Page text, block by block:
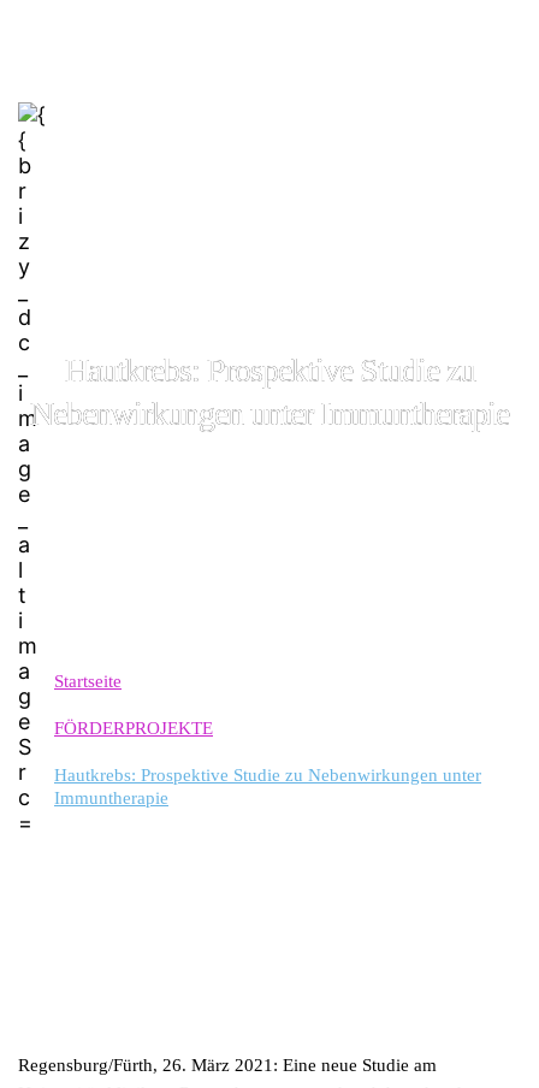
Hautkrebs: Prospektive Studie zu
Nebenwirkungen unter Immuntherapie
Startseite
FÖRDERPROJEKTE
Hautkrebs: Prospektive Studie zu Nebenwirkungen unter
Immuntherapie
Regensburg/Fürth, 26. März 2021: Eine neue Studie am